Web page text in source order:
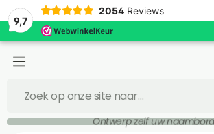
9,7
2054 Reviews
Ontwerp zelf uw naambord